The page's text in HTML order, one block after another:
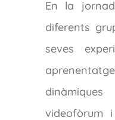
En la
diferents
seves
videofòrum